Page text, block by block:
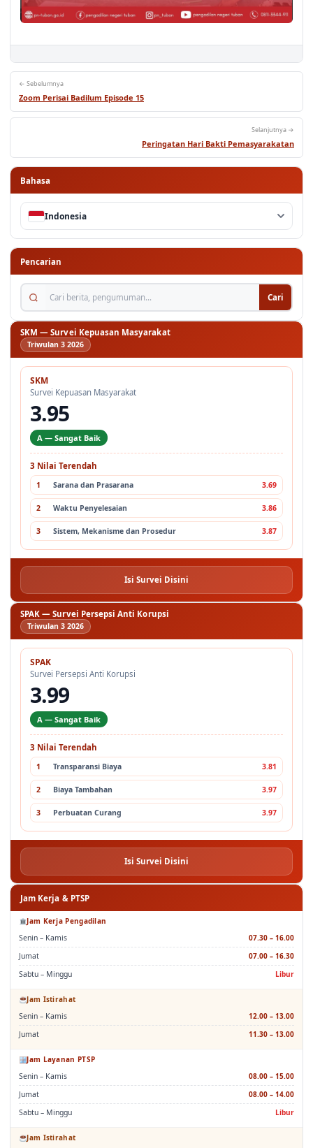
← Sebelumnya
Zoom Perisai Badilum Episode 15
Selanjutnya →
Peringatan Hari Bakti Pemasyarakatan
Bahasa
Indonesia
Pencarian
Cari berita, pengumuman...
Cari
SKM — Survei Kepuasan Masyarakat
Triwulan 3 2026
SKM
Survei Kepuasan Masyarakat
3.95
A — Sangat Baik
3 Nilai Terendah
1 Sarana dan Prasarana 3.69
2 Waktu Penyelesaian 3.86
3 Sistem, Mekanisme dan Prosedur 3.87
Isi Survei Disini
SPAK — Survei Persepsi Anti Korupsi
Triwulan 3 2026
SPAK
Survei Persepsi Anti Korupsi
3.99
A — Sangat Baik
3 Nilai Terendah
1 Transparansi Biaya 3.81
2 Biaya Tambahan 3.97
3 Perbuatan Curang 3.97
Isi Survei Disini
Jam Kerja & PTSP
Jam Kerja Pengadilan
Senin – Kamis
07.30 – 16.00
Jumat
07.00 – 16.30
Jam Istirahat
Senin – Kamis
12.00 – 13.00
Jam Layanan PTSP
Senin – Kamis
08.00 – 15.00
Jumat
08.00 – 14.00